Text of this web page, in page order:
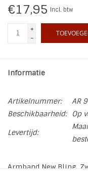
€17,95 Incl. btw
+
-
Informatie
Artikelnummer:
AR
Beschikbaarheid:
Op
Levertijd:
Armband New Bling.